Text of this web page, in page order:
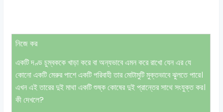
নিজে কর
একটি দণ্ড চুম্বককে খাড়া করে বা অন্যভাবে এমন করে রাখো যেন এর যে
কোনো একটি মেরুর পাশে একটি পরিবাহী তার মোটামুটি মুক্তভাবে ঝুলতে পারে।
এখন এই তারের দুই মাথা একটি শুষ্ক কোষের দুই প্রান্তের সাথে সংযুক্ত কর।
কী দেখলে?